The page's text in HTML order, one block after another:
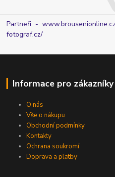
Partneři -
fotograf.cz/
Informace pro zákazníky
O nás
Vše o nákupu
Obchodní podmínky
Kontakty
Ochrana soukromí
Doprava a platby